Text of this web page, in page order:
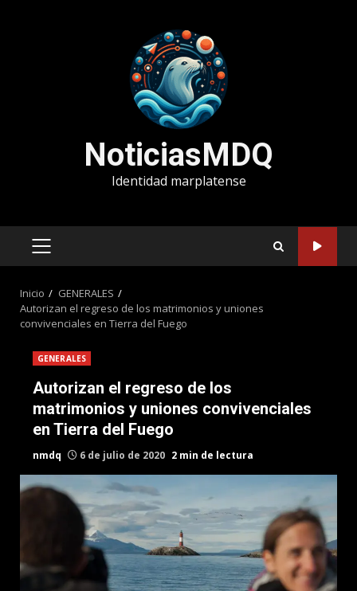
NoticiasMDQ
Identidad marplatense
MENÚ
Inicio
GENERALES
Autorizan el regreso de los matrimonios y uniones
convivenciales en Tierra del Fuego
GENERALES
Autorizan el regreso de los
matrimonios y uniones convivenciales
en Tierra del Fuego
nmdq 6 de julio de 2020 2 min de lectura